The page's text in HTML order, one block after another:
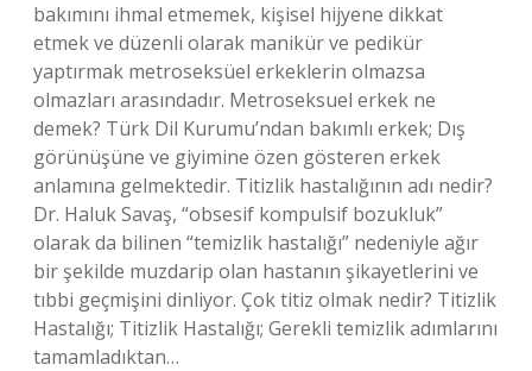
bakımını ihmal etmemek, kişisel hijyene dikkat
etmek ve düzenli olarak manikür ve pedikür
yaptırmak metroseksüel erkeklerin olmazsa
olmazları arasındadır. Metroseksuel erkek ne
demek? Türk Dil Kurumu’ndan bakımlı erkek; Dış
görünüşüne ve giyimine özen gösteren erkek
anlamına gelmektedir. Titizlik hastalığının adı nedir?
Dr. Haluk Savaş, “obsesif kompulsif bozukluk”
olarak da bilinen “temizlik hastalığı” nedeniyle ağır
bir şekilde muzdarip olan hastanın şikayetlerini ve
tıbbi geçmişini dinliyor. Çok titiz olmak nedir? Titizlik
Hastalığı; Titizlik Hastalığı; Gerekli temizlik adımlarını
tamamladıktan…